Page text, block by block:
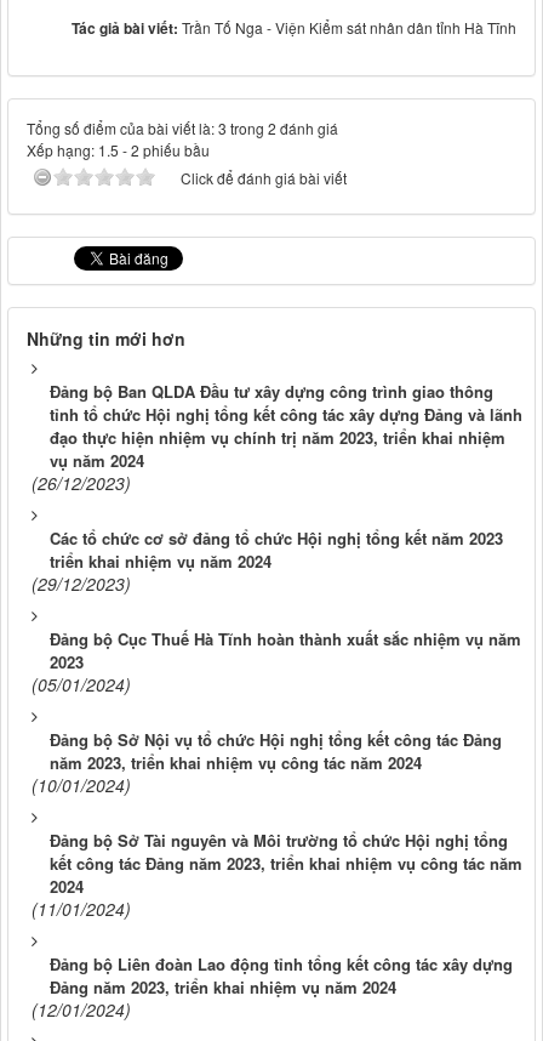
Tác giả bài viết: Trần Tố Nga - Viện Kiểm sát nhân dân tỉnh Hà Tĩnh
Tổng số điểm của bài viết là: 3 trong 2 đánh giá
Xếp hạng: 1.5 -2 phiếu bầu
Click để đánh giá bài viết
Những tin mới hơn
Đảng bộ Ban QLDA Đầu tư xây dựng công trình giao thông
tỉnh tổ chức Hội nghị tổng kết công tác xây dựng Đảng và lãnh
đạo thực hiện nhiệm vụ chính trị năm 2023, triển khai nhiệm
vụ năm 2024
(26/12/2023)
Các tổ chức cơ sở đảng tổ chức Hội nghị tổng kết năm 2023
triển khai nhiệm vụ năm 2024
(29/12/2023)
Đảng bộ Cục Thuế Hà Tĩnh hoàn thành xuất sắc nhiệm vụ năm
2023
(05/01/2024)
Đảng bộ Sở Nội vụ tổ chức Hội nghị tổng kết công tác Đảng
năm 2023, triển khai nhiệm vụ công tác năm 2024
(10/01/2024)
Đảng bộ Sở Tài nguyên và Môi trường tổ chức Hội nghị tổng
kết công tác Đảng năm 2023, triển khai nhiệm vụ công tác năm
2024
(11/01/2024)
Đảng bộ Liên đoàn Lao động tỉnh tổng kết công tác xây dựng
Đảng năm 2023, triển khai nhiệm vụ năm 2024
(12/01/2024)